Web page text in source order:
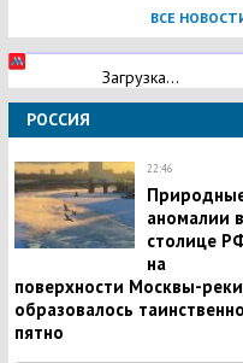
ВСЕ
Загрузка...
РОССИЯ
22:46
аномалии в
столице
на
поверхности Москвы-реки
образовалось
пятно